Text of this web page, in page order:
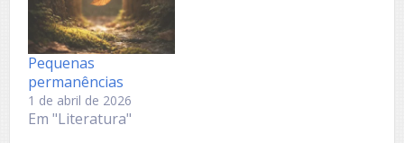
Pequenas
permanências
1 de abril de 2026
Em "Literatura"